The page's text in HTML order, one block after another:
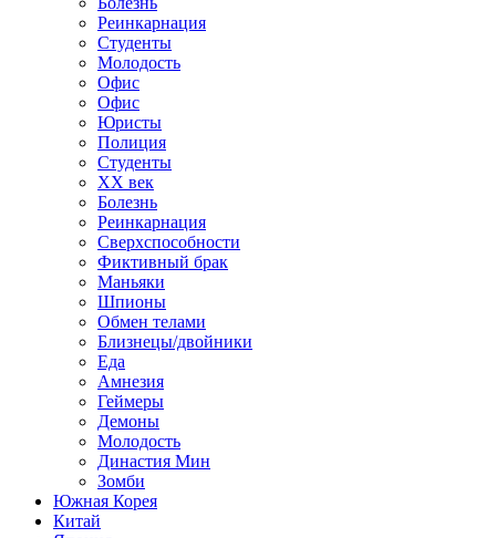
Реинкарнация
Студенты
Молодость
Офис
Офис
Юристы
Полиция
Студенты
ХХ век
Болезнь
Реинкарнация
Сверхспособности
Фиктивный брак
Маньяки
Шпионы
Обмен телами
Близнецы/двойники
Еда
Амнезия
Геймеры
Демоны
Молодость
Династия Мин
Зомби
Южная Корея
Китай